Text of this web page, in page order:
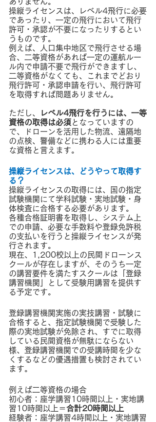
操縦ライセンスは、レベル4飛行に必要
であったり、一定の飛行において飛行
許可・承認が不要になったりするとい
うものです。
例えば、人口集中地区で飛行させる場
合、二等資格があれば一定の運航ルー
ル内で申請不要で飛行ができますし、
二等資格がなくても、これまでどおり
飛行許可・承認申請を行い、飛行許可
を取得すれば問題ありません。
ただし、
レベル4飛行を行うには、一等
資格の取得は必須となっていますの
で、ドローンを活用した物流、遠隔地
の点検、警備などに携わる人には重要
な資格と言えます。
操縦ライセンスは、どうやって取得す
る？
操縦ライセンスの取得には、国の指定
試験機関にて学科試験・実地試験・身
体検査に合格する必要があります。
各種合格証明書を取得し、システム上
での申請、必要な手数料や登録免許税
の支払いを行うと操縦ライセンスが発
行されます。
現在、1,200校以上の民間ドローンス
クールが存在しますが、そのうち一定
の講習要件を満たすスクールは「登録
講習機関」として受験用講習を提供す
る予定です。
登録講習機関実施の実技講習・試験に
合格すると、指定試験機関で受験した
際の実地試験が免除され、すでに取得
している民間資格が無駄にならない
様、登録講習機関での受講時間を少な
くするなどの優遇措置も検討されてい
ます。
例えば二等資格の場合
初心者：座学講習10時間以上・実地講
習10時間以上＝合計20時間以上
経験者：座学講習4時間以上・実地講習